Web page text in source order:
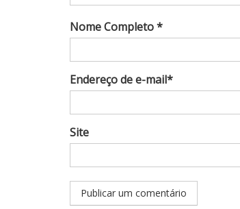
Nome Completo *
Endereço de e-mail*
Site